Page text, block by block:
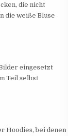
die nicht
die weiße Bluse
eingesetzt
Teil selbst
Hoodies, bei denen